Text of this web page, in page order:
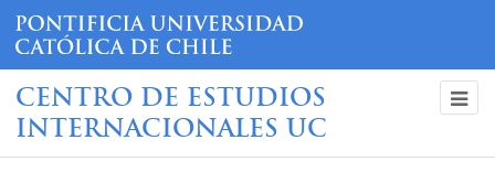
CENTRO DE ESTUDIOS
INTERNACIONALES UC